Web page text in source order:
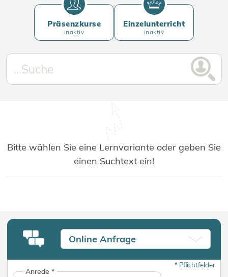
Präsenzkurse
inaktiv
Einzelunterricht
inaktiv
Bitte wählen Sie eine Lernvariante oder geben Sie
einen Suchtext ein!
Online Anfrage
*Pflichtfelder
Anrede*